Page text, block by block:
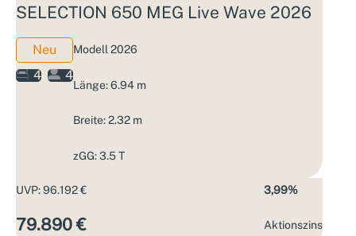
SELECTION 650 MEG Live Wave 2026
Neu
4
4
Modell 2026
Länge: 6.94 m
Breite: 2.32 m
zGG: 3.5 T
UVP: 96.192 €
79.890 €
3,99%
Aktions­zins